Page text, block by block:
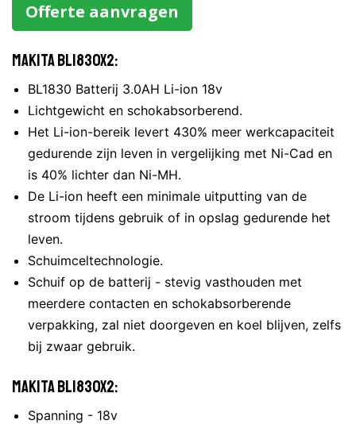
Offerte aanvragen
Makita BL1830X2:
BL1830 Batterij 3.0AH Li-ion 18v
Lichtgewicht en schokabsorberend.
Het Li-ion-bereik levert 430% meer werkcapaciteit
gedurende zijn leven in vergelijking met Ni-Cad en
is 40% lichter dan Ni-MH.
De Li-ion heeft een minimale uitputting van de
stroom tijdens gebruik of in opslag gedurende het
leven.
Schuimceltechnologie.
Schuif op de batterij - stevig vasthouden met
meerdere contacten en schokabsorberende
verpakking, zal niet doorgeven en koel blijven, zelfs
bij zwaar gebruik.
Makita BL1830X2:
Spanning - 18v